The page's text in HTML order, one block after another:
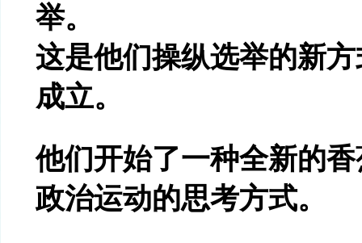
举。
这是他们操纵选举的新
成立。
他们开始了一种全新的
政治运动的思考方式。